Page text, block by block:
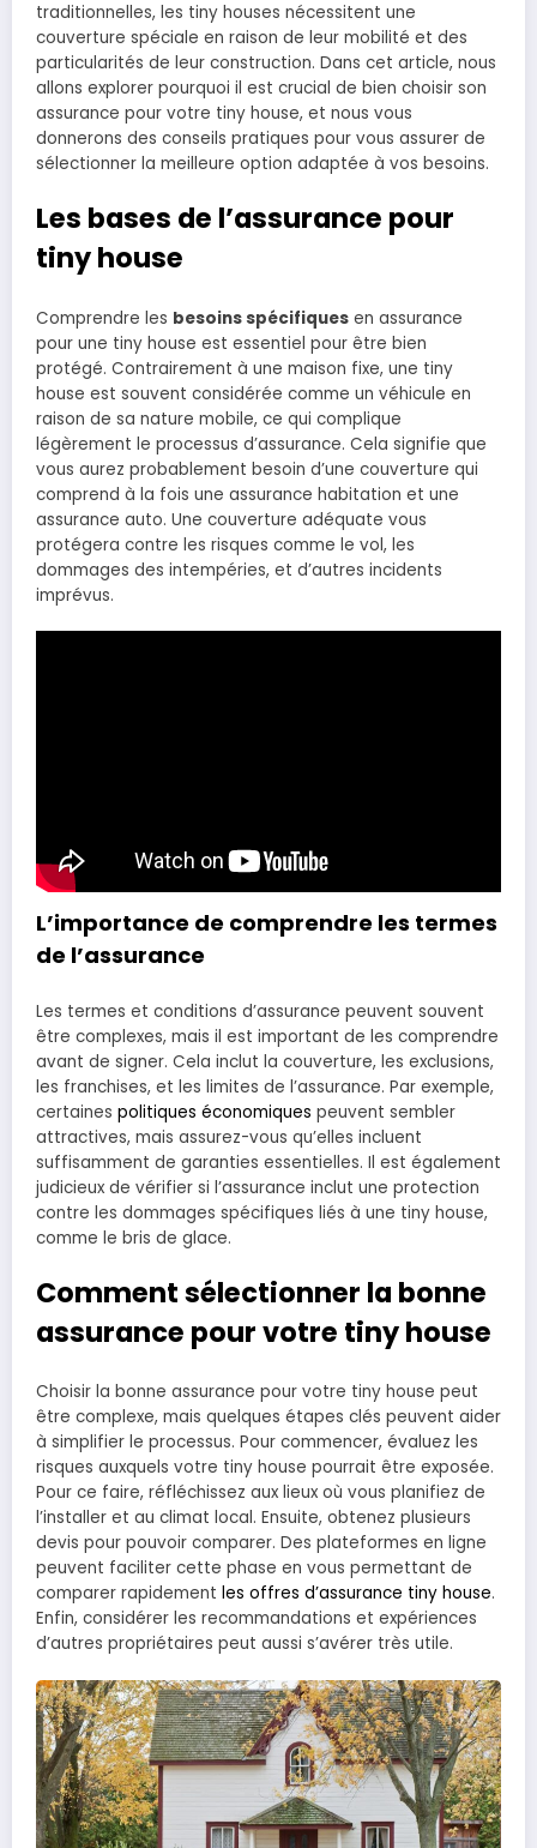
traditionnelles, les tiny houses nécessitent une
couverture spéciale en raison de leur mobilité et des
particularités de leur construction. Dans cet article, nous
allons explorer pourquoi il est crucial de bien choisir son
assurance pour votre tiny house, et nous vous
donnerons des conseils pratiques pour vous assurer de
sélectionner la meilleure option adaptée à vos besoins.
Les bases de l’assurance pour
tiny house
Comprendre les besoins spécifiques en assurance
pour une tiny house est essentiel pour être bien
protégé. Contrairement à une maison fixe, une tiny
house est souvent considérée comme un véhicule en
raison de sa nature mobile, ce qui complique
légèrement le processus d’assurance. Cela signifie que
vous aurez probablement besoin d’une couverture qui
comprend à la fois une assurance habitation et une
assurance auto. Une couverture adéquate vous
protégera contre les risques comme le vol, les
dommages des intempéries, et d’autres incidents
imprévus.
L’importance de comprendre les termes
de l’assurance
Les termes et conditions d’assurance peuvent souvent
être complexes, mais il est important de les comprendre
avant de signer. Cela inclut la couverture, les exclusions,
les franchises, et les limites de l’assurance. Par exemple,
certaines politiques économiques peuvent sembler
attractives, mais assurez-vous qu’elles incluent
suffisamment de garanties essentielles. Il est également
judicieux de vérifier si l’assurance inclut une protection
contre les dommages spécifiques liés à une tiny house,
comme le bris de glace.
Comment sélectionner la bonne
assurance pour votre tiny house
Choisir la bonne assurance pour votre tiny house peut
être complexe, mais quelques étapes clés peuvent aider
à simplifier le processus. Pour commencer, évaluez les
risques auxquels votre tiny house pourrait être exposée.
Pour ce faire, réfléchissez aux lieux où vous planifiez de
l’installer et au climat local. Ensuite, obtenez plusieurs
devis pour pouvoir comparer. Des plateformes en ligne
peuvent faciliter cette phase en vous permettant de
comparer rapidement les offres d’assurance tiny house.
Enfin, considérer les recommandations et expériences
d’autres propriétaires peut aussi s’avérer très utile.